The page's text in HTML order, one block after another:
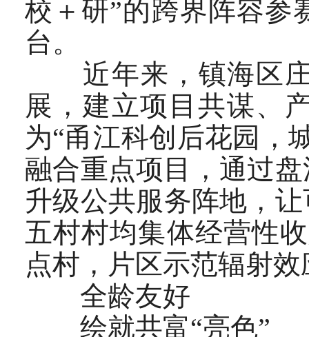
校＋研”的跨界阵容参
台。
近年来，镇海区庄
展，建立项目共谋、
为“甬江科创后花园，
融合重点项目，通过
升级公共服务阵地，
五村村均集体经营性
点村，片区示范辐射
全龄友好
绘就共富“亮色”